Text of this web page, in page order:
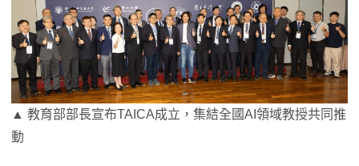
▲ 教育部部長宣布TAICA成立，集結全國AI領域教授共同推
動